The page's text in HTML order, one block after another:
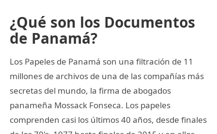
¿Qué son los Documentos
de Panamá?
Los Papeles de Panamá son una filtración de 11
millones de archivos de una de las compañías más
secretas del mundo, la firma de abogados
panameña Mossack Fonseca. Los papeles
comprenden casi los últimos 40 años, desde finales